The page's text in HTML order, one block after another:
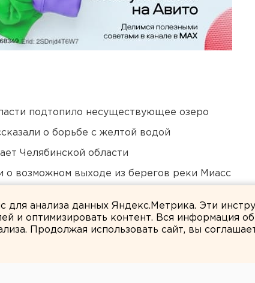
подтопило несуществующее озеро
о борьбе с желтой водой
Челябинской области
о возможном выходе из берегов реки Миасс
для анализа данных Яндекс.Метрика. Эти
и оптимизировать контент. Вся информация
Продолжая использовать сайт, вы